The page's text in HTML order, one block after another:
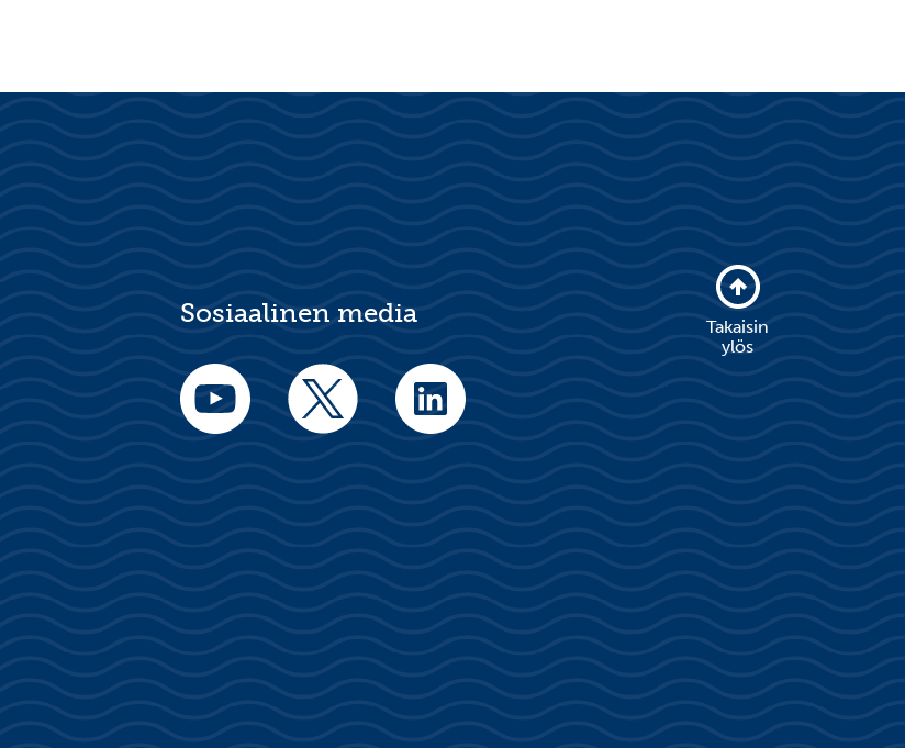
Sosiaalinen media
Takaisin
ylös